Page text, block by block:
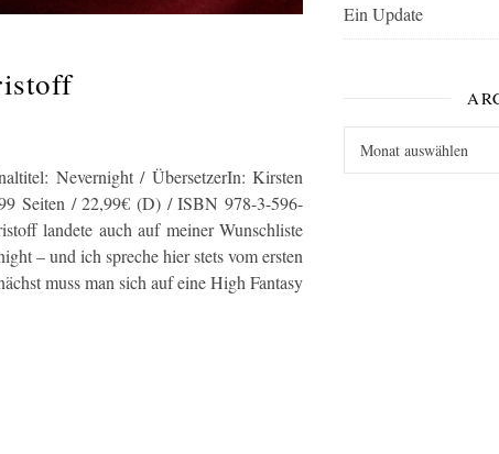
Nevernight / ÜbersetzerIn: Kirsten
Seiten / 22,99€ (D) / ISBN 978-3-596-
landete auch auf meiner Wunschliste
– und ich spreche hier stets vom ersten
muss man sich auf eine High Fantasy
Ein Update